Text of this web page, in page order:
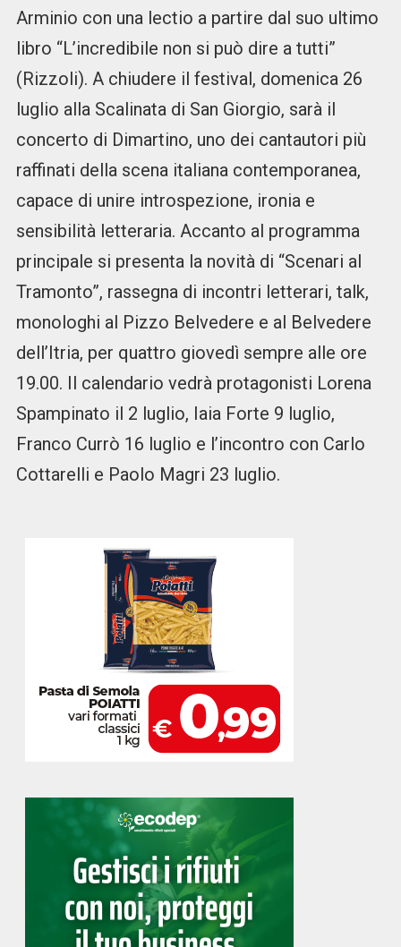
Arminio con una lectio a partire dal suo ultimo
libro “L’incredibile non si può dire a tutti”
(Rizzoli). A chiudere il festival, domenica 26
luglio alla Scalinata di San Giorgio, sarà il
concerto di Dimartino, uno dei cantautori più
raffinati della scena italiana contemporanea,
capace di unire introspezione, ironia e
sensibilità letteraria. Accanto al programma
principale si presenta la novità di “Scenari al
Tramonto”, rassegna di incontri letterari, talk,
monologhi al Pizzo Belvedere e al Belvedere
dell’Itria, per quattro giovedì sempre alle ore
19.00. Il calendario vedrà protagonisti Lorena
Spampinato il 2 luglio, Iaia Forte 9 luglio,
Franco Currò 16 luglio e l’incontro con Carlo
Cottarelli e Paolo Magri 23 luglio.